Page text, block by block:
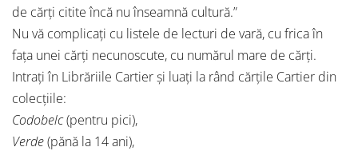
de cărți citite încă nu înseamnă cultură.”
Nu vă complicați cu listele de lecturi de vară, cu frica în
fața unei cărți necunoscute, cu numărul mare de cărți.
Intrați în Librăriile Cartier și luați la rând cărțile Cartier din
colecțiile:
Codobelc(pentru pici),
Verde(pănă la 14 ani),